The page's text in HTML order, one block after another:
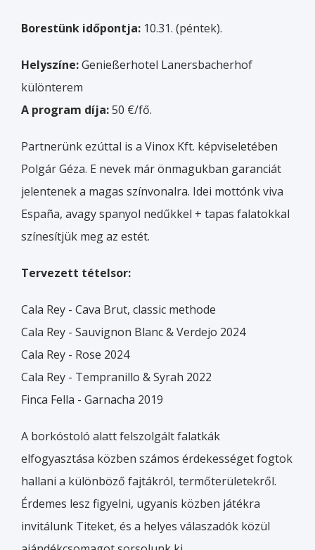
Borestünk időpontja: 10.31. (péntek).
Helyszíne:Genießerhotel Lanersbacherhof
különterem
A program díja:50 €/fő.
Partnerünk ezúttal is a Vinox Kft. képviseletében
Polgár Géza. E nevek már önmagukban garanciát
jelentenek a magas színvonalra. Idei mottónk viva
España, avagy spanyol nedűkkel + tapas falatokkal
színesítjük meg az estét.
Tervezett tételsor:
Cala Rey - Cava Brut, classic methode
Cala Rey - Sauvignon Blanc & Verdejo 2024
Cala Rey - Rose 2024
Cala Rey - Tempranillo & Syrah 2022
Finca Fella - Garnacha 2019
A borkóstoló alatt felszolgált falatkák
elfogyasztása közben számos érdekességet fogtok
hallani a különböző fajtákról, termőterületekről.
Érdemes lesz figyelni, ugyanis közben játékra
invitálunk Titeket, és a helyes válaszadók közül